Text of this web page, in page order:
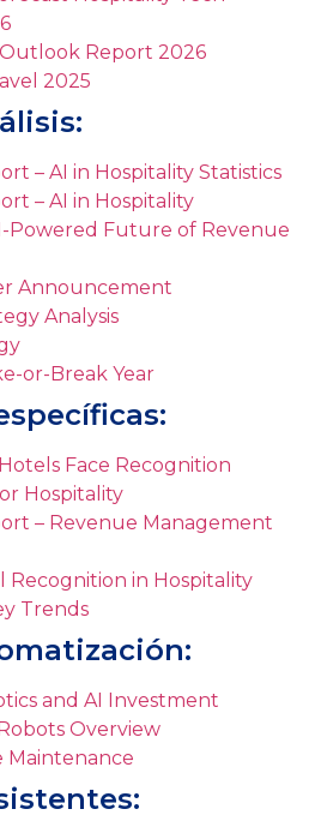
Report 2026
2025
– AI in Hospitality Statistics
– AI in Hospitality
Powered Future of Revenue
Announcement
Analysis
or-Break Year
Face Recognition
Hospitality
– Revenue Management
Recognition in Hospitality
Trends
and AI Investment
Overview
Maintenance